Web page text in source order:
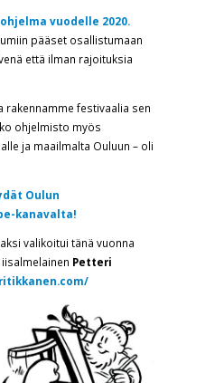
vuodelle 2020.
pääset osallistumaan
että ilman rajoituksia
rakennamme festivaalia sen
ohjelmisto myös
ja maailmalta Ouluun – oli
Oulun
kanavalta!
valikoitui tänä vuonna
Petteri